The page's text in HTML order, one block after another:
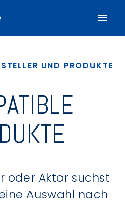
UND PRODUKTE
oder Aktor suchst
Auswahl nach